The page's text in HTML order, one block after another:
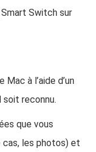
Switch sur
à l’aide d’un
soit reconnu.
que vous
cas, les photos) et